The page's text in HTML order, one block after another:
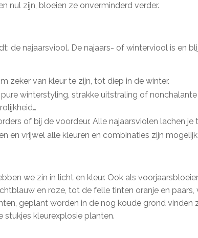
nul zijn, bloeien ze onverminderd verder.
de najaarsviool. De najaars- of winterviool is en
zeker van kleur te zijn, tot diep in de winter.
winterstyling, strakke uitstraling of
of bij de voordeur. Alle najaarsviolen lachen
en vrijwel alle kleuren en combinaties zijn mogelijk.
we zin in licht en kleur. Ook als
en roze, tot de felle tinten oranje en paars,
geplant worden in de nog koude grond vinden
stukjes kleurexplosie planten.